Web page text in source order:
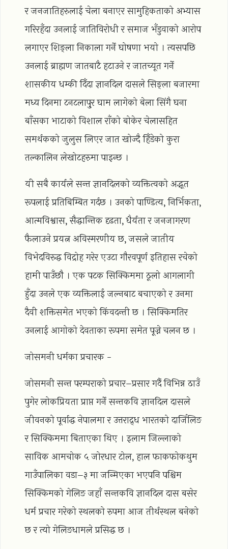
र जनजातिहरुलाई चेला बनाएर सामुहिकताको अभ्यास
गरिरहँदा उनलाई जातिविरोधी र समाज भँडुवाको आरोप
लगाएर शिङ्ला निकाला गर्ने घोषणा भयो । त्यसपछि
उनलाई ब्राह्मण जातबाटै हटाउने र जातच्यूत गर्ने
शासकीय धम्की दिँदा ज्ञानदिल दासले सिङ्ला बजारमा
मध्य दिनमा टनटलापु्र घाम लागेको बेला सिंगै घना
बाँसका भाटाको विशाल राँको बोकेर चेलासहित
समर्थकको जुलुस लिएर जात खोज्दै हिँडेको कुरा
तल्कालिन लेखोटहरुमा पाइन्छ ।
यी सबै कार्यले सन्त ज्ञानदिलको व्यक्तित्वको अद्भूत
रूपलाई प्रतिबिम्बित गर्दछ । उनको पाण्डित्य, निर्भिकता,
आत्मविश्वास, सैद्धान्तिक दृढता, धैर्यता र जनजागरण
फैलाउने प्रयत्न अविस्मरणीय छ, जसले जातीय
विभेदविरुद्ध विद्रोह गरेर एउटा गौरवपूर्ण इतिहास रचेको
हामी पाउँछौ । एक पटक सिक्किममा ठूलो आगलागी
हुँदा उनले एक व्यक्तिलाई जल्नबाट बचाएको र उनमा
दैवी शक्तिसमेत भएको किंवदन्ती छ । सिक्किमतिर
उनलाई आगोको देवताका रूपमा समेत पूज्ने चलन छ ।
जोसमनी धर्मका प्रचारक -
जोसमनी सन्त परम्पराको प्रचार–प्रसार गर्दै विभिन्न ठाउँ
पुगेर लोकप्रियता प्राप्त गर्ने सन्तकवि ज्ञानदिल दासले
जीवनको पूर्वाद्ध नेपालमा र उत्तराद्र्ध भारतको दार्जिलिङ
र सिक्किममा बिताएका थिए । इलाम जिल्लाको
साविक आमचोक ५ जोरधार टोल, हाल फाकफोकथुम
गाउँपालिका वडा–३ मा जन्मिएका भएपनि पश्चिम
सिक्किमको गेलिङ जहाँ सन्तकवि ज्ञानदिल दास बसेर
धर्म प्रचार गरेको स्थलको रुपमा आज तीर्थस्थल बनेको
छ र त्यो गेलिङधामले प्रसिद्ध छ ।